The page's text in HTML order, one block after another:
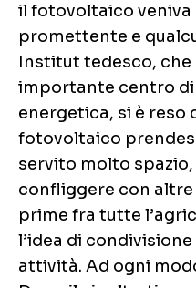
il fotovoltaico
promettente e
Institut tedesco, che
importante centro
energetica, si è reso
fotovoltaico
servito molto
confliggere con
prime fra tutte
l’idea di
attività. Ad ogni